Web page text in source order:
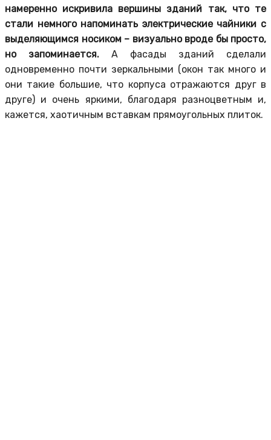
намеренно искривила вершины зданий так, что те
стали немного напоминать электрические чайники с
выделяющимся носиком – визуально вроде бы просто,
но запоминается. А фасады зданий сделали
одновременно почти зеркальными (окон так много и
они такие большие, что корпуса отражаются друг в
друге) и очень яркими, благодаря разноцветным и,
кажется, хаотичным вставкам прямоугольных плиток.